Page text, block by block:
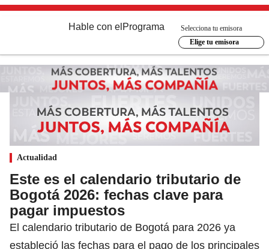
Hable con el Programa
Selecciona tu emisora
Elige tu emisora
Actualidad
Este es el calendario tributario de
Bogotá 2026: fechas clave para
pagar impuestos
El calendario tributario de Bogotá para 2026 ya
estableció las fechas para el pago de los principales